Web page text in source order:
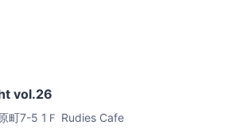
vol.26
町7-5 1Ｆ Rudies Cafe